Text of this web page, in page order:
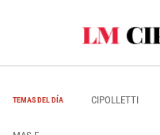
TEMAS DEL DÍA CIPOLLETTI